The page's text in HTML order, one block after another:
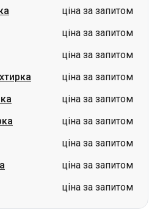
ціна за запитом
ціна за запитом
ціна за запитом
ціна за запитом
ціна за запитом
ціна за запитом
ціна за запитом
ціна за запитом
ціна за запитом